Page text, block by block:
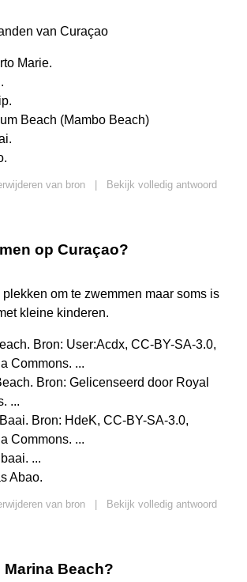
van Curaçao
Marie.
Beach (Mambo Beach)
van bron
Bekijk volledig antwoord
op Curaçao?
om te zwemmen maar soms is
kleine kinderen.
Bron: User:Acdx, CC-BY-SA-3.0,
Commons. ...
Bron: Gelicenseerd door Royal
...
Bron: HdeK, CC-BY-SA-3.0,
Commons. ...
...
Abao.
van bron
Bekijk volledig antwoord
Beach?